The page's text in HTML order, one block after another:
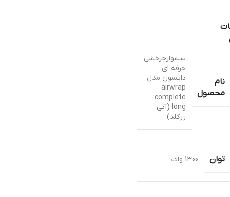
نام
محصول
سشوارچرخشی
حرفه ای
دایسون مدل
airwrap
complete
long (آبی –
رزگلد)
توان 1300 وات